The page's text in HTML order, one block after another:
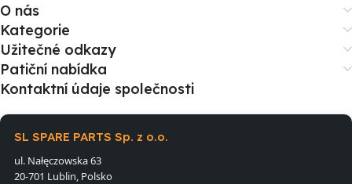
O nás
Kategorie
Užitečné odkazy
Patiční nabídka
Kontaktní údaje společnosti
SL SPARE PARTS Sp. z o.o.
ul. Nałęczowska 63
20-701 Lublin, Polsko